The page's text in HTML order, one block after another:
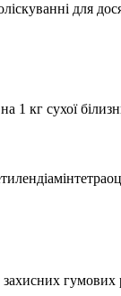
для
1 кг сухої
захисних